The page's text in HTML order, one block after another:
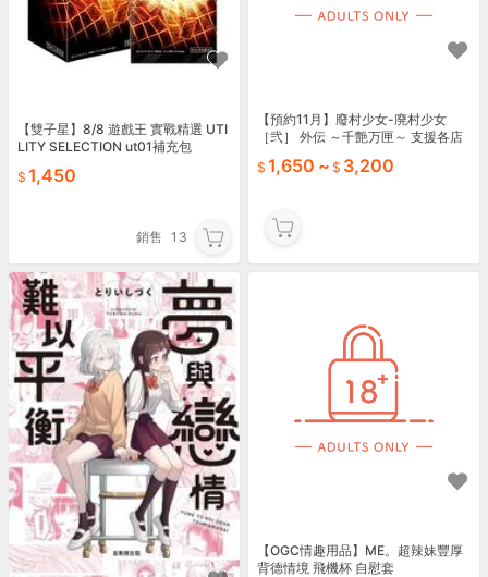
【雙子星】8/8 遊戲王 實戰精選 UTI
LITY SELECTION ut01補充包
1,450
銷售 13
【預約11月】廢村少女-廃村少女
［弐］ 外伝 ～千艶万匣～ 支援各店
1,650 ~ 3,200
【OGC情趣用品】ME。超辣妹豐厚
背德情境 飛機杯 自慰套